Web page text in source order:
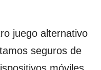
juego alternativo
seguros de